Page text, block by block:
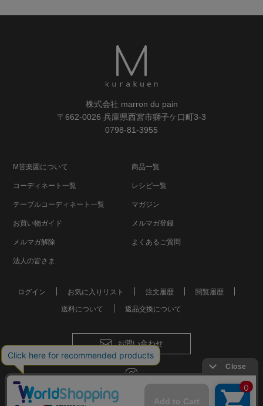
株式会社 marron du pain
〒662-0026 兵庫県西宮市獅子ケ口町3-3
0798-81-3955
M苦楽園について 商品一覧
コーディネート一覧 レシピ一覧
テーブルコーディネート一覧 マガジン
お買い物ガイド メルマガ登録
メルマガ解除 よくあるご質問
法人の皆さま
ログイン お気に入りリスト 注文履歴 閲覧履歴
送料について 返品交換について
お問い合わせ
会社概要 個人情報保護方針 特定商取引法に基づく表記